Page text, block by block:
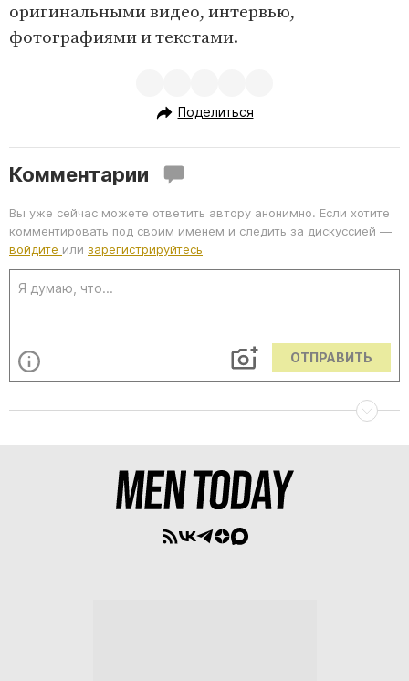
оригинальными видео, интервью,
фотографиями и текстами.
Поделиться
Комментарии
Вы уже сейчас можете ответить автору анонимно. Если хотите
комментировать под своим именем и следить за дискуссией —
войдите или зарегистрируйтесь
ОТПРАВИТЬ